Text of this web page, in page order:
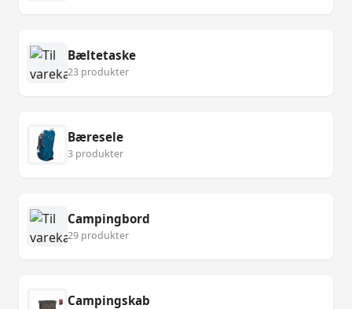
Bæltetaske
23 produkter
Bæresele
3 produkter
Campingbord
29 produkter
Campingskab